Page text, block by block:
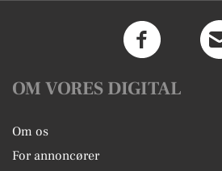
OM VORES DIGITAL
Om os
For annoncører